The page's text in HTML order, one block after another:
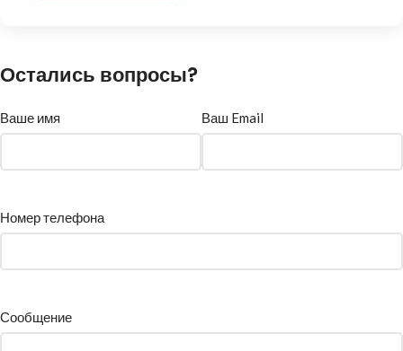
Остались вопросы?
Ваше имя Ваш Email
Номер телефона
Сообщение